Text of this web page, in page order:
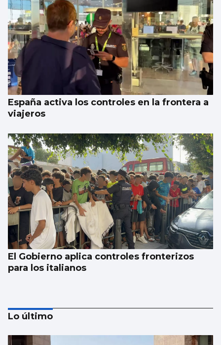
España activa los controles en la frontera a
viajeros
El Gobierno aplica controles fronterizos
para los italianos
Lo último